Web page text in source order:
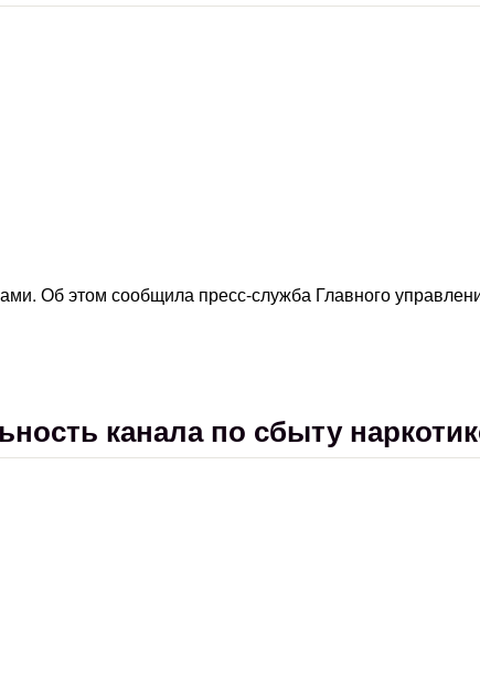
Об этом сообщила пресс-служба Главного
канала по сбыту